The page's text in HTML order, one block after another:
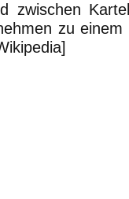
zwischen
zu